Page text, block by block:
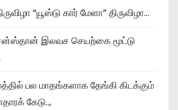
“யூஸ்டு கார் மேளா” திருவிழா…
இலவச செயற்கை மூட்டு
பல மாதங்களாக தேங்கி கிடக்கும்
கேடு..,